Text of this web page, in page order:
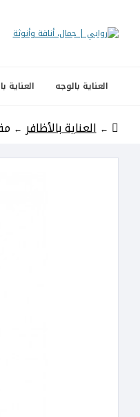
العناية بالوجه العناية
العناية بالأظافر